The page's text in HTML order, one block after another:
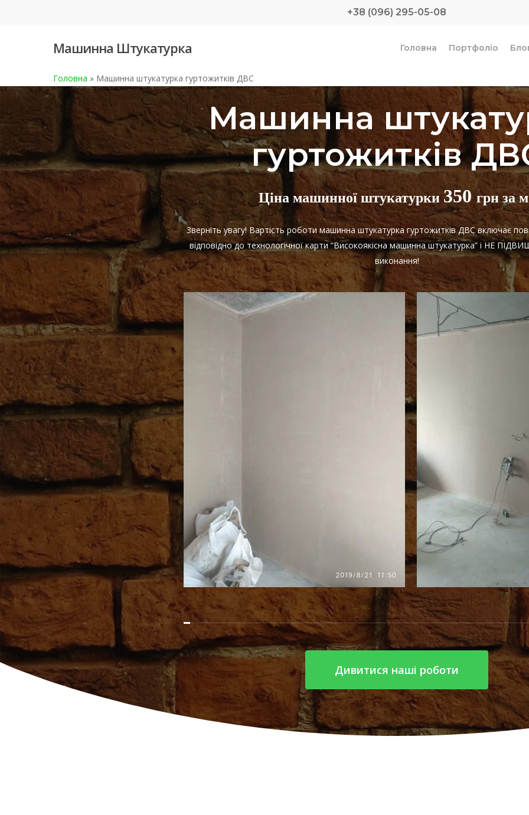
+38 (096) 295-05-08
Машинна Штукатурка Головна Портфоліо
Головна » Машинна штукатурка гуртожитків ДВС
Машинна
гуртожитків
Ціна машинної штукатурки350грн за
Зверніть увагу! Вартість роботи машинна штукатурка гуртожитків ДВС включає
відповідно до технологічної карти “Високоякісна машинна штукатурка” і НЕ
виконання!
Дивитися наші роботи